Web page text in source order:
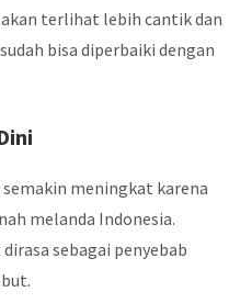
akan terlihat lebih cantik dan
bisa diperbaiki dengan
semakin meningkat karena
melanda Indonesia.
sebagai penyebab